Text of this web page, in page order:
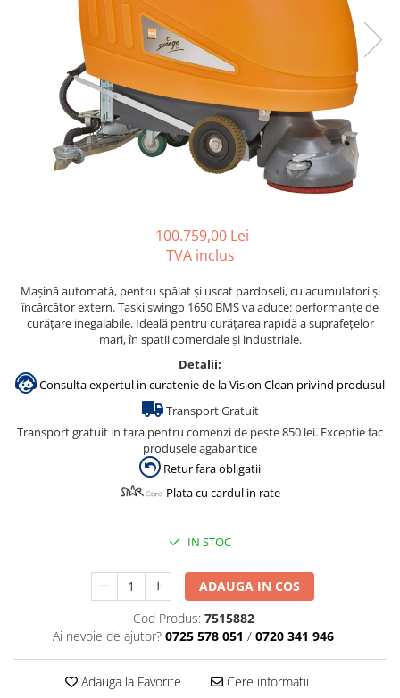
Gama de cosmetice hoteliere
Salvatore Ferragamo
Gama de cosmetice hoteliere Sense
Papuci hotel
100.759,00 Lei
TVA inclus
Mașină automată, pentru spălat și uscat pardoseli, cu acumulatori şi
încărcător extern. Taski swingo 1650 BMS va aduce: performanțe de
curățare inegalabile. Ideală pentru curățarea rapidă a suprafețelor
mari, în spații comerciale și industriale.
Detalii:
Consulta expertul in curatenie de la Vision Clean privind produsul
Transport Gratuit
Transport gratuit in tara pentru comenzi de peste 850 lei. Exceptie fac
produsele agabaritice
Retur fara obligatii
Plata cu cardul in rate
IN STOC
ADAUGA IN COS
Cod Produs: 7515882
Ai nevoie de ajutor? 0725 578 051 / 0720 341 946
Adauga la Favorite Cere informatii